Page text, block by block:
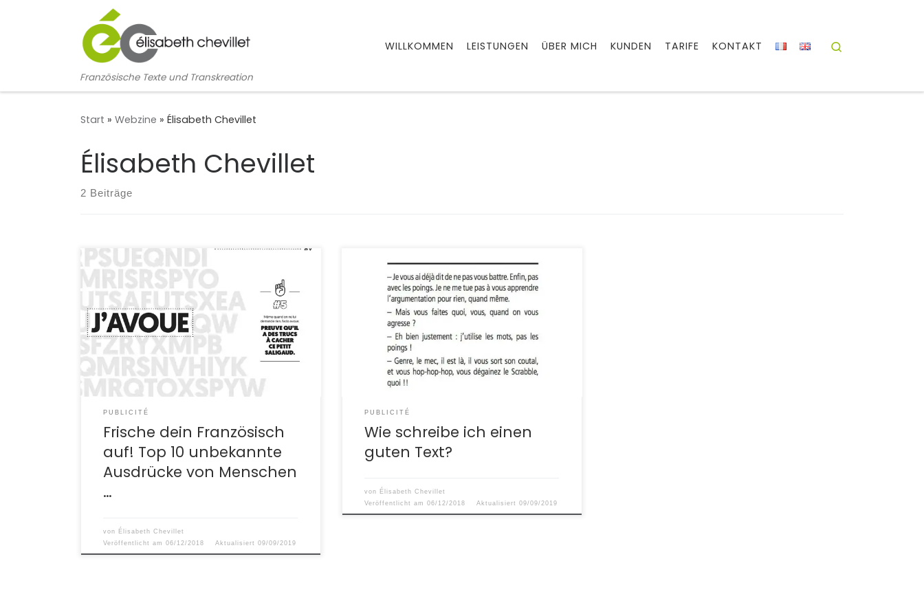
Zum Inhalt springen
Französische Texte und Transkreation
WILLKOMMEN LEISTUNGEN ÜBER MICH KUNDEN TARIFE KONTAKT
Start » Webzine » Élisabeth Chevillet
Élisabeth Chevillet
2 Beiträge
PUBLICITÉ
Frische dein Französisch
auf! Top 10 unbekannte
Ausdrücke von Menschen
…
von Élisabeth Chevillet
Veröffentlicht am06/12/2018 Aktualisiert09/09/2019
PUBLICITÉ
Wie schreibe ich einen
guten Text?
von Élisabeth Chevillet
Veröffentlicht am06/12/2018 Aktualisiert09/09/2019